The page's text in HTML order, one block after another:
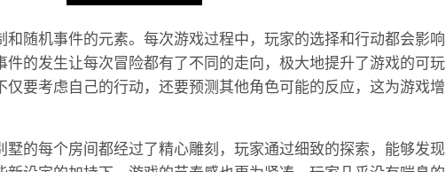
随机事件的元素。每次游戏过程中，玩家的选择和行动都会影响
的发生让每次冒险都有了不同的走向，极大地提升了游戏的可玩
要考虑自己的行动，还要预测其他角色可能的反应，这为游戏增
的每个房间都经过了精心雕刻，玩家通过细致的探索，能够发现